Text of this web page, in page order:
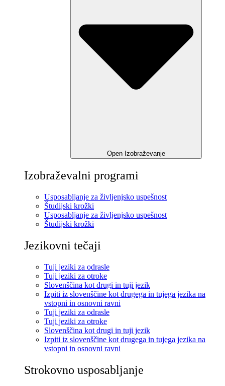
Open Izobraževanje
Izobraževalni programi
Usposabljanje za življenjsko uspešnost
Študijski krožki
Usposabljanje za življenjsko uspešnost
Študijski krožki
Jezikovni tečaji
Tuji jeziki za odrasle
Tuji jeziki za otroke
Slovenščina kot drugi in tuji jezik
Izpiti iz slovenščine kot drugega in tujega jezika na
vstopni in osnovni ravni
Tuji jeziki za odrasle
Tuji jeziki za otroke
Slovenščina kot drugi in tuji jezik
Izpiti iz slovenščine kot drugega in tujega jezika na
vstopni in osnovni ravni
Strokovno usposabljanje